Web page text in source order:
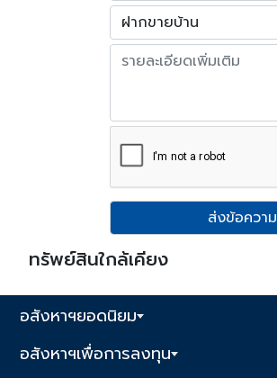
ส่งข้อความ
ทรัพย์สินใกล้เคียง
อสังหาฯยอดนิยม
อสังหาฯเพื่อการลงทุน